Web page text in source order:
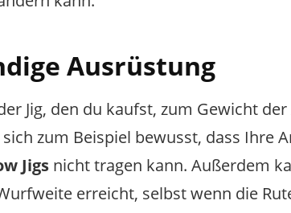
Ausrüstung
Jig, den du kaufst, zum Gewicht
zum Beispiel bewusst, dass Ihre
Jigs nicht tragen kann. Außerdem
erreicht, selbst wenn die